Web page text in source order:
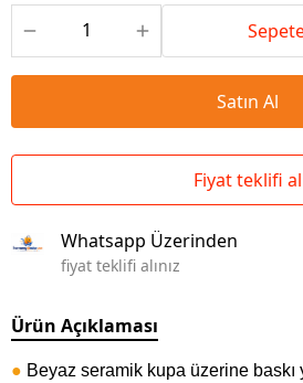
Satın Al
Fiyat teklifi al
Whatsapp Üzerinden
fiyat teklifi alınız
Ürün Açıklaması
● Beyaz seramik kupa üzerine baskı